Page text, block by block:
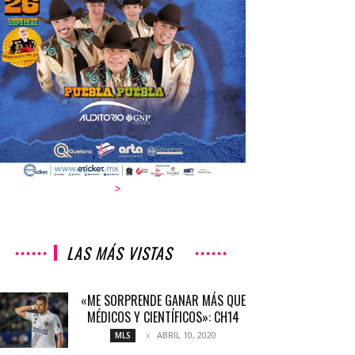
>
LAS MÁS VISTAS
«ME SORPRENDE GANAR MÁS QUE
MÉDICOS Y CIENTÍFICOS»: CH14
MLS ABRIL 10, 2020